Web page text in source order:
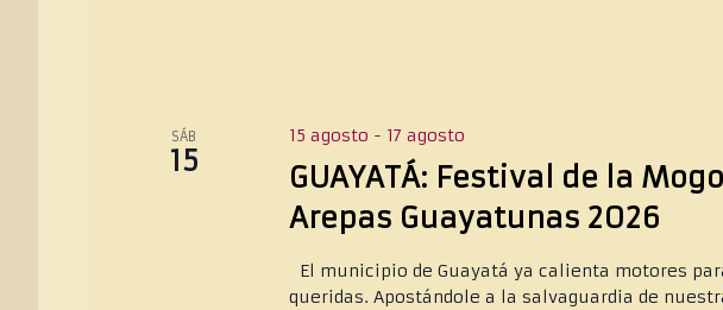
SÁB
15
GUAYATÁ: Festival de la
Arepas Guayatunas 2026
15 agosto - 17 agosto
El municipio de Guayatá ya calienta motores
queridas. Apostándole a la salvaguardia de